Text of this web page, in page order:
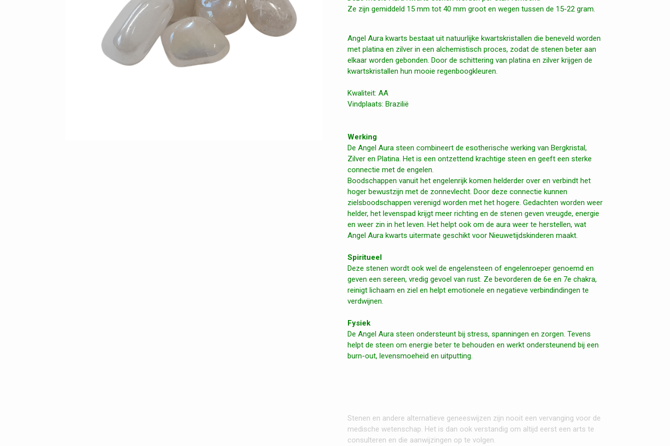
Ze zijn gemiddeld 15 mm tot 40 mm groot en wegen tussen de 15-22 gram.
Angel Aura kwarts bestaat uit natuurlijke kwartskristallen die beneveld worden
met platina en zilver in een alchemistisch proces, zodat de stenen beter aan
elkaar worden gebonden. Door de schittering van platina en zilver krijgen de
kwartskristallen hun mooie regenboogkleuren.
Kwaliteit: AA
Vindplaats: Brazilië
Werking
De Angel Aura steen combineert de esotherische werking van Bergkristal,
Zilver en Platina. Het is een ontzettend krachtige steen en geeft een sterke
connectie met de engelen.
Boodschappen vanuit het engelenrijk komen helderder over en verbindt het
hoger bewustzijn met de zonnevlecht. Door deze connectie kunnen
zielsboodschappen verenigd worden met het hogere. Gedachten worden weer
helder, het levenspad krijgt meer richting en de stenen geven vreugde, energie
en weer zin in het leven. Het helpt ook om de aura weer te herstellen, wat
Angel Aura kwarts uitermate geschikt voor Nieuwetijdskinderen maakt.
Spiritueel
Deze stenen wordt ook wel de engelensteen of engelenroeper genoemd en
geven een sereen, vredig gevoel van rust. Ze bevorderen de 6e en 7e chakra,
reinigt lichaam en ziel en helpt emotionele en negatieve verbindindingen te
verdwijnen.
Fysiek
De Angel Aura steen ondersteunt bij stress, spanningen en zorgen. Tevens
helpt de steen om energie beter te behouden en werkt ondersteunend bij een
burn-out, levensmoeheid en uitputting.
Stenen en andere alternatieve geneeswijzen zijn nooit een vervanging voor de
medische wetenschap. Het is dan ook verstandig om altijd eerst een arts te
consulteren en die aanwijzingen op te volgen.